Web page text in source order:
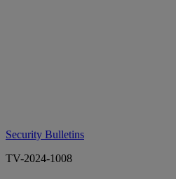
Security Bulletins
TV-2024-1008